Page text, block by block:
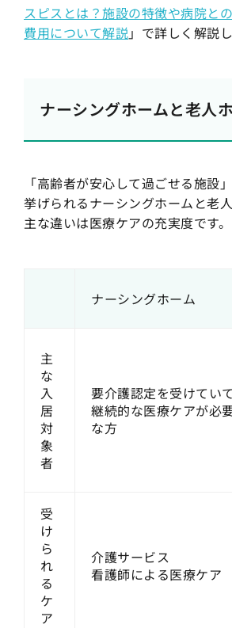
スピスとは？施設の特徴や病院と
費用について解説」で詳しく解説
ナーシングホームと老人
「高齢者が安心して過ごせる施設
挙げられるナーシングホームと老人
主な違いは医療ケアの充実度です。
ナーシングホーム
主
な
入
居
対
象
者
要介護認定を受けていて
継続的な医療ケアが必
な方
受
け
ら
れ
る
ケ
ア
介護サービス
看護師による医療ケア